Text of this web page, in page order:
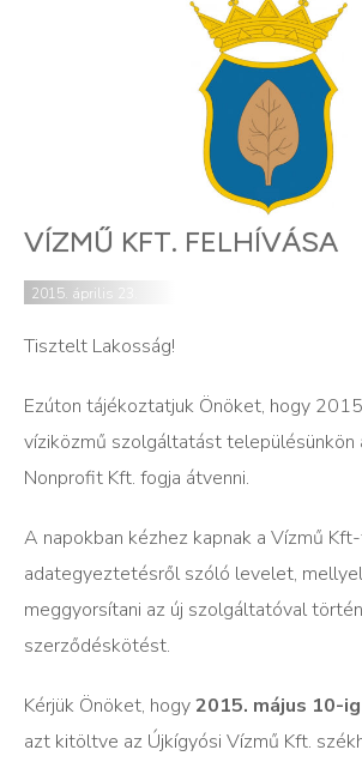
VÍZMŰ KFT. FELHÍVÁSA
2015. április 23.
Tisztelt Lakosság!
Ezúton tájékoztatjuk Önöket, hogy
víziközmű szolgáltatást településünkön
Nonprofit Kft. fogja átvenni.
A napokban kézhez kapnak a Vízmű
adategyeztetésről szóló levelet,
meggyorsítani az új szolgáltatóval
szerződéskötést.
Kérjük Önöket, hogy2015. május 10-ig
azt kitöltve az Újkígyósi Vízmű Kft.